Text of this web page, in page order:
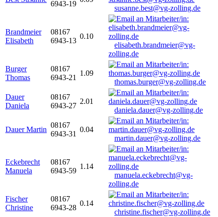
6943-19
susanne.best@vg-zolling.de
Brandmeier
Elisabeth
08167
6943-13
0.10
elisabeth.brandmeier@vg-
zolling.de
Burger
Thomas
08167
6943-21
1.09
thomas.burger@vg-zolling.de
Dauer
Daniela
08167
6943-27
2.01
daniela.dauer@vg-zolling.de
Dauer Martin
08167
6943-31
0.04
martin.dauer@vg-zolling.de
Eckebrecht
Manuela
08167
6943-59
1.14
manuela.eckebrecht@vg-
zolling.de
Fischer
Christine
08167
6943-28
0.14
christine.fischer@vg-zolling.de